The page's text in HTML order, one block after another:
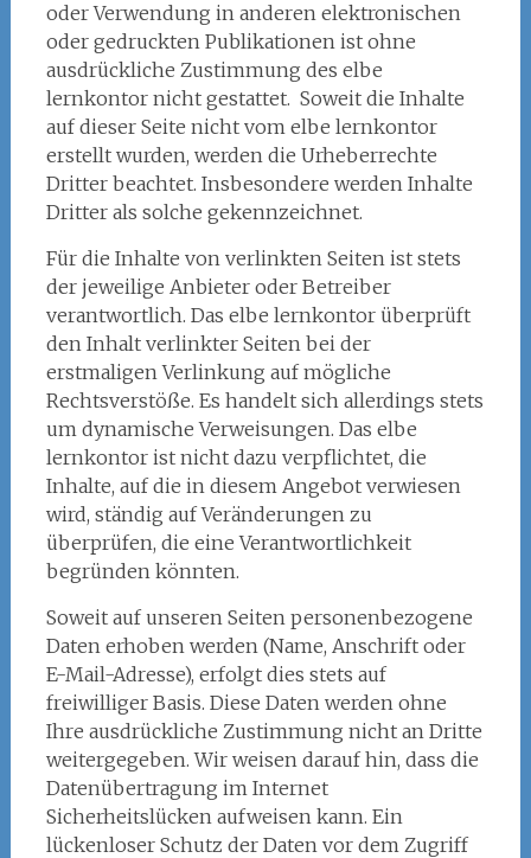
oder Verwendung in anderen elektronischen
oder gedruckten Publikationen ist ohne
ausdrückliche Zustimmung des elbe
lernkontor nicht gestattet. Soweit die Inhalte
auf dieser Seite nicht vom elbe lernkontor
erstellt wurden, werden die Urheberrechte
Dritter beachtet. Insbesondere werden Inhalte
Dritter als solche gekennzeichnet.
Für die Inhalte von verlinkten Seiten ist stets
der jeweilige Anbieter oder Betreiber
verantwortlich. Das elbe lernkontor überprüft
den Inhalt verlinkter Seiten bei der
erstmaligen Verlinkung auf mögliche
Rechtsverstöße. Es handelt sich allerdings stets
um dynamische Verweisungen. Das elbe
lernkontor ist nicht dazu verpflichtet, die
Inhalte, auf die in diesem Angebot verwiesen
wird, ständig auf Veränderungen zu
überprüfen, die eine Verantwortlichkeit
begründen könnten.
Soweit auf unseren Seiten personenbezogene
Daten erhoben werden (Name, Anschrift oder
E-Mail-Adresse), erfolgt dies stets auf
freiwilliger Basis. Diese Daten werden ohne
Ihre ausdrückliche Zustimmung nicht an Dritte
weitergegeben. Wir weisen darauf hin, dass die
Datenübertragung im Internet
Sicherheitslücken aufweisen kann. Ein
lückenloser Schutz der Daten vor dem Zugriff